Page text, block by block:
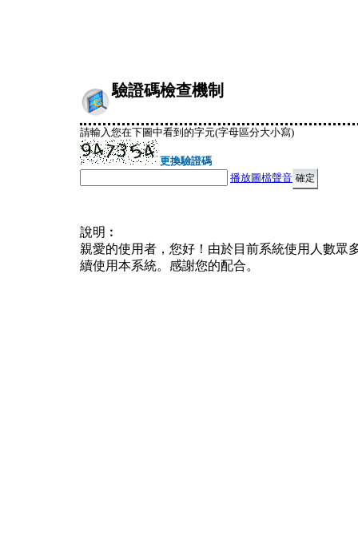
驗證碼檢查機制
請輸入您在下圖中看到的字元(字母區分大小寫)
更換驗證碼
播放圖檔聲音
說明︰
親愛的使用者，您好！由於目前系統使用人數眾
續使用本系統。感謝您的配合。